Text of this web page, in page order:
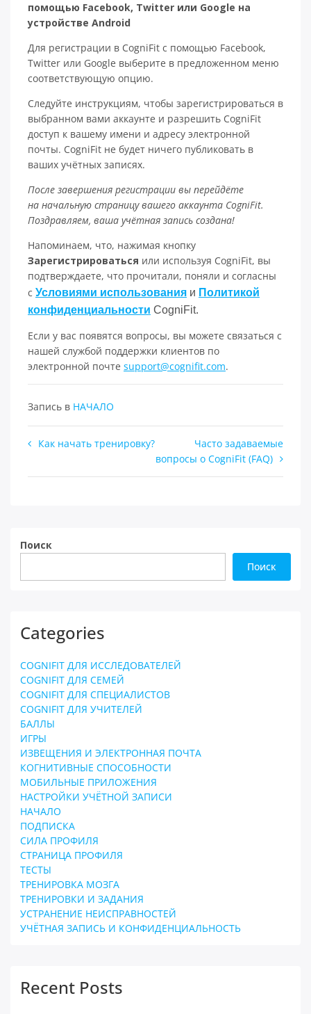
помощью Facebook, Twitter или Google на
устройстве Android
Для регистрации в CogniFit с помощью Facebook,
Twitter или Google выберите в предложенном меню
соответствующую опцию.
Следуйте инструкциям, чтобы зарегистрироваться в
выбранном вами аккаунте и разрешить CogniFit
доступ к вашему имени и адресу электронной
почты. CogniFit не будет ничего публиковать в
ваших учётных записях.
После завершения регистрации вы перейдёте
на начальную страницу вашего аккаунта CogniFit.
Поздравляем, ваша учётная запись создана!
Напоминаем, что, нажимая кнопку
Зарегистрироваться или используя CogniFit, вы
подтверждаете, что прочитали, поняли и согласны
с Условиями использования и Политикой
конфиденциальности CogniFit.
Если у вас появятся вопросы, вы можете связаться с
нашей службой поддержки клиентов по
электронной почте support@cognifit.com.
Запись в НАЧАЛО
Навигация
Как начать тренировку?
Часто задаваемые
вопросы о CogniFit (FAQ)
Поиск
Поиск
Categories
COGNIFIT ДЛЯ ИССЛЕДОВАТЕЛЕЙ
COGNIFIT ДЛЯ СЕМЕЙ
COGNIFIT ДЛЯ СПЕЦИАЛИСТОВ
COGNIFIT ДЛЯ УЧИТЕЛЕЙ
БАЛЛЫ
ИГРЫ
ИЗВЕЩЕНИЯ И ЭЛЕКТРОННАЯ ПОЧТА
КОГНИТИВНЫЕ СПОСОБНОСТИ
МОБИЛЬНЫЕ ПРИЛОЖЕНИЯ
НАСТРОЙКИ УЧЁТНОЙ ЗАПИСИ
НАЧАЛО
ПОДПИСКА
СИЛА ПРОФИЛЯ
СТРАНИЦА ПРОФИЛЯ
ТЕСТЫ
ТРЕНИРОВКА МОЗГА
ТРЕНИРОВКИ И ЗАДАНИЯ
УСТРАНЕНИЕ НЕИСПРАВНОСТЕЙ
УЧЁТНАЯ ЗАПИСЬ И КОНФИДЕНЦИАЛЬНОСТЬ
Recent Posts